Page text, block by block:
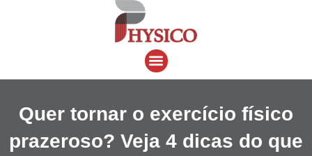
Menu
Quer tornar o exercício físico
prazeroso? Veja 4 dicas do que